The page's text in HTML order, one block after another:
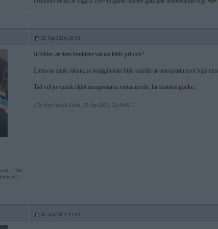
29. Sep 2024, 20:59
L200,
x2,
Ir bildes ar tiem beņķiem vai tas kāds prikols?
Lietuvas ziņās raksta,ka bojāgājušais bijis saistīts ar autospartu,esot bijis
Tad vēl jo vairāk šķiet nesaprotama vietas izvēle ,lai skatitos gonku.
[ Šo ziņu laboja Locis, 29 Sep 2024, 21:48:06 ]
30. Sep 2024, 11:04